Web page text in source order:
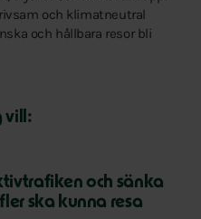
och klimatneutral
och hållbara resor bli
vill:
och sänka
ska kunna resa